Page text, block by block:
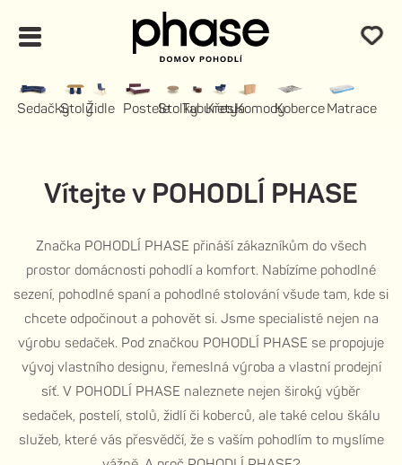
SedačkyStolyŽidle PosteleStolkyTaburety
KřeslaKomodyKoberceMatrace
Vítejte v POHODLÍ PHASE
Značka POHODLÍ PHASE přináší zákazníkům do všech
prostor domácnosti pohodlí a komfort. Nabízíme pohodlné
sezení, pohodlné spaní a pohodlné stolování všude tam, kde si
chcete odpočinout a pohovět si. Jsme specialisté nejen na
výrobu sedaček. Pod značkou POHODLÍ PHASE se propojuje
vývoj vlastního designu, řemeslná výroba a vlastní prodejní
síť. V POHODLÍ PHASE naleznete nejen široký výběr
sedaček, postelí, stolů, židlí či koberců, ale také celou škálu
služeb, které vás přesvědčí, že s vaším pohodlím to myslíme